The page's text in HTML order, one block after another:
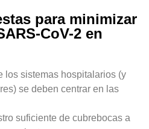
para minimizar
CoV-2 en
los sistemas hospitalarios (y
se deben centrar en las
suficiente de cubrebocas a